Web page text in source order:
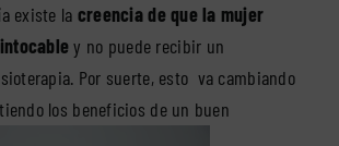
existe la creencia de que la mujer
y no puede recibir un
Por suerte, esto va cambiando
los beneficios de un buen